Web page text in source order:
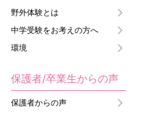
野外体験とは
中学受験をお考えの方へ
環境
保護者/卒業生からの声
保護者からの声